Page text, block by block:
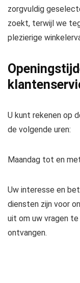
zorgvuldig
zoekt, terwijl we
plezierige
U kunt rekenen op
de volgende uren:
Maandag tot en
Uw interesse en
diensten zijn voor
uit om uw vragen
ontvangen.